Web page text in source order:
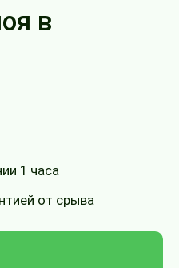
в
1 часа
от срыва